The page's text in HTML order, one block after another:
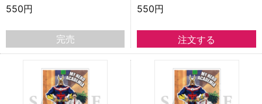
550円
完売
550円